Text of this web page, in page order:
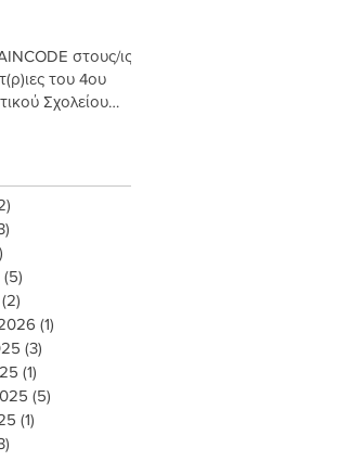
στους/ις
του 4ου
Σχολείου
(5)
(2)
(1)
(3)
(1)
(5)
(1)